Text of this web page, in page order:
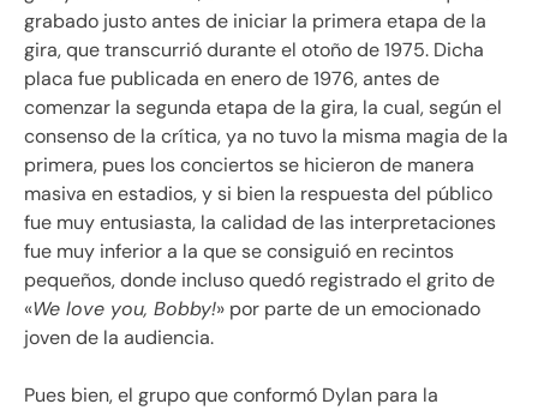
grabado justo antes de iniciar la primera etapa de la
gira, que transcurrió durante el otoño de 1975. Dicha
placa fue publicada en enero de 1976, antes de
comenzar la segunda etapa de la gira, la cual, según el
consenso de la crítica, ya no tuvo la misma magia de la
primera, pues los conciertos se hicieron de manera
masiva en estadios, y si bien la respuesta del público
fue muy entusiasta, la calidad de las interpretaciones
fue muy inferior a la que se consiguió en recintos
pequeños, donde incluso quedó registrado el grito de
«We love you, Bobby!» por parte de un emocionado
joven de la audiencia.
Pues bien, el grupo que conformó Dylan para la